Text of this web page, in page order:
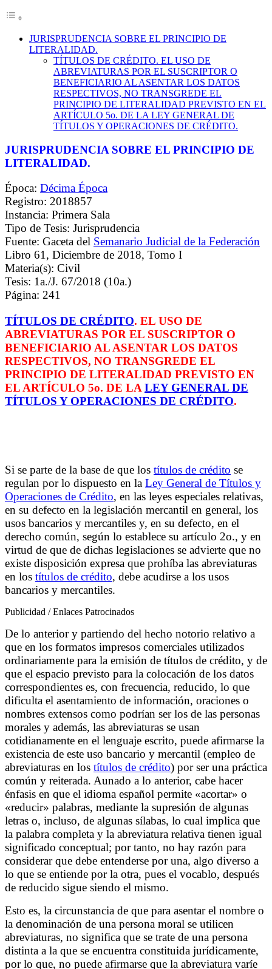
JURISPRUDENCIA SOBRE EL PRINCIPIO DE
LITERALIDAD.
TÍTULOS DE CRÉDITO. EL USO DE
ABREVIATURAS POR EL SUSCRIPTOR O
BENEFICIARIO AL ASENTAR LOS DATOS
RESPECTIVOS, NO TRANSGREDE EL
PRINCIPIO DE LITERALIDAD PREVISTO EN EL
ARTÍCULO 5o. DE LA LEY GENERAL DE
TÍTULOS Y OPERACIONES DE CRÉDITO.
JURISPRUDENCIA SOBRE EL PRINCIPIO DE
LITERALIDAD.
Época: Décima Época
Registro: 2018857
Instancia: Primera Sala
Tipo de Tesis: Jurisprudencia
Fuente: Gaceta del Semanario Judicial de la Federación
Libro 61, Diciembre de 2018, Tomo I
Materia(s): Civil
Tesis: 1a./J. 67/2018 (10a.)
Página: 241
TÍTULOS DE CRÉDITO. EL USO DE
ABREVIATURAS POR EL SUSCRIPTOR O
BENEFICIARIO AL ASENTAR LOS DATOS
RESPECTIVOS, NO TRANSGREDE EL
PRINCIPIO DE LITERALIDAD PREVISTO EN
EL ARTÍCULO 5o. DE LA LEY GENERAL DE
TÍTULOS Y OPERACIONES DE CRÉDITO.
Si se parte de la base de que los títulos de crédito se
regulan por lo dispuesto en la Ley General de Títulos y
Operaciones de Crédito, en las leyes especiales relativas,
en su defecto en la legislación mercantil en general, los
usos bancarios y mercantiles y, en su defecto, en el
derecho común, según lo establece su artículo 2o., y en
virtud de que de dichas legislaciones se advierte que no
existe disposición expresa que prohíba las abreviaturas
en los títulos de crédito, debe acudirse a los usos
bancarios y mercantiles.
Publicidad / Enlaces Patrocinados
De lo anterior y partiendo del hecho notorio relativo a
que en los formatos impresos comerciales utilizados
ordinariamente para la emisión de títulos de crédito, y de
que el espacio previsto para la colocación de los datos
correspondientes es, con frecuencia, reducido, lo que
dificulta el asentamiento de información, oraciones o
nombres extensos como podrían ser los de las personas
morales y además, las abreviaturas se usan
cotidianamente en el lenguaje escrito, puede afirmarse la
existencia de este uso bancario y mercantil (empleo de
abreviaturas en los títulos de crédito) por ser una práctica
común y reiterada. Aunado a lo anterior, cabe hacer
énfasis en que el idioma español permite «acortar» o
«reducir» palabras, mediante la supresión de algunas
letras o, incluso, de algunas sílabas, lo cual implica que
la palabra completa y la abreviatura relativa tienen igual
significado conceptual; por tanto, no hay razón para
considerar que debe entenderse por una, algo diverso a
lo que se entiende por la otra, pues el vocablo, después
de reducido sigue siendo el mismo.
Esto es, la circunstancia de que para asentar el nombre o
la denominación de una persona moral se utilicen
abreviaturas, no significa que se trate de una persona
distinta a la que se encuentra constituida jurídicamente,
por lo que, no puede afirmarse que la abreviatura varíe